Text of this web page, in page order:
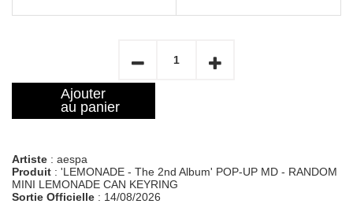
Ajouter
au panier
Artiste : aespa
Produit : 'LEMONADE - The 2nd Album' POP-UP MD - RANDOM
MINI LEMONADE CAN KEYRING
Sortie Officielle : 14/08/2026